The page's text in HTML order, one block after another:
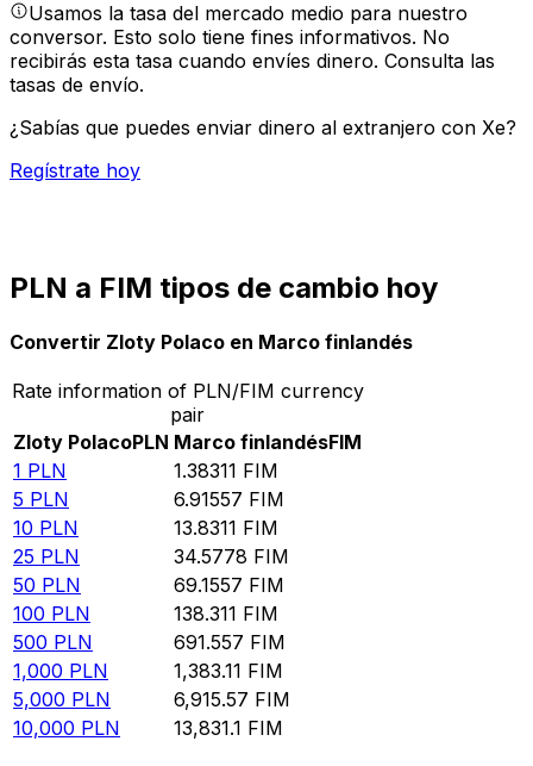
Usamos la tasa del mercado medio para nuestro
conversor. Esto solo tiene fines informativos. No
recibirás esta tasa cuando envíes dinero. Consulta las
tasas de envío.
¿Sabías que puedes enviar dinero al extranjero con Xe?
Regístrate hoy
PLN a FIM tipos de cambio hoy
Convertir Zloty Polaco en Marco finlandés
Rate information of PLN/FIM currency
pair
Zloty PolacoPLN Marco finlandésFIM
1 PLN 1.38311 FIM
5 PLN 6.91557 FIM
10 PLN 13.8311 FIM
25 PLN 34.5778 FIM
50 PLN 69.1557 FIM
100 PLN 138.311 FIM
500 PLN 691.557 FIM
1,000 PLN 1,383.11 FIM
5,000 PLN 6,915.57 FIM
10,000 PLN 13,831.1 FIM